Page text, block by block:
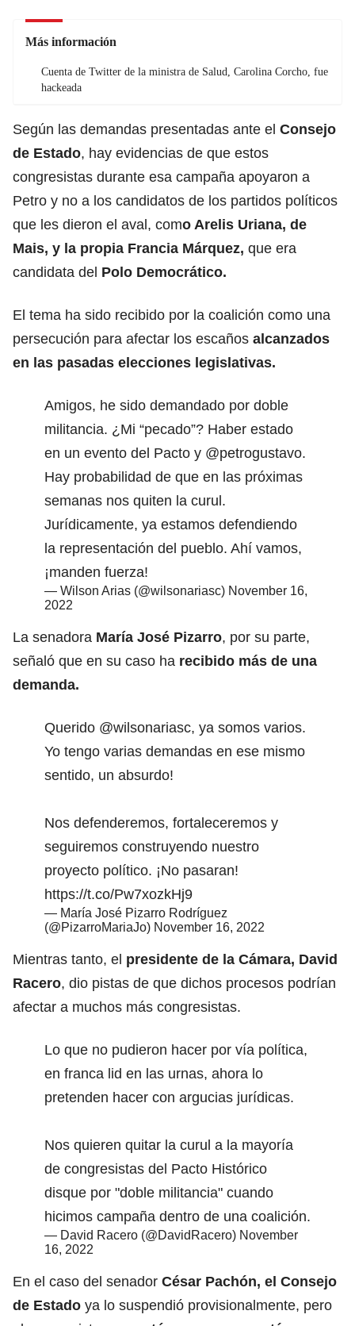
Más información
Cuenta de Twitter de la ministra de Salud, Carolina Corcho, fue
hackeada
Según las demandas presentadas ante el Consejo
de Estado, hay evidencias de que estos
congresistas durante esa campaña apoyaron a
Petro y no a los candidatos de los partidos políticos
que les dieron el aval, como Arelis Uriana, de
Mais, y la propia Francia Márquez, que era
candidata del Polo Democrático.
El tema ha sido recibido por la coalición como una
persecución para afectar los escaños alcanzados
en las pasadas elecciones legislativas.
Amigos, he sido demandado por doble
militancia. ¿Mi “pecado”? Haber estado
en un evento del Pacto y @petrogustavo.
Hay probabilidad de que en las próximas
semanas nos quiten la curul.
Jurídicamente, ya estamos defendiendo
la representación del pueblo. Ahí vamos,
¡manden fuerza!
— Wilson Arias (@wilsonariasc) November 16,
2022
La senadora María José Pizarro, por su parte,
señaló que en su caso ha recibido más de una
demanda.
Querido @wilsonariasc, ya somos varios.
Yo tengo varias demandas en ese mismo
sentido, un absurdo!
Nos defenderemos, fortaleceremos y
seguiremos construyendo nuestro
proyecto político. ¡No pasaran!
https://t.co/Pw7xozkHj9
— María José Pizarro Rodríguez
(@PizarroMariaJo) November 16, 2022
Mientras tanto, el presidente de la Cámara, David
Racero, dio pistas de que dichos procesos podrían
afectar a muchos más congresistas.
Lo que no pudieron hacer por vía política,
en franca lid en las urnas, ahora lo
pretenden hacer con argucias jurídicas.
Nos quieren quitar la curul a la mayoría
de congresistas del Pacto Histórico
disque por "doble militancia" cuando
hicimos campaña dentro de una coalición.
— David Racero (@DavidRacero) November
16, 2022
En el caso del senador César Pachón, el Consejo
de Estado ya lo suspendió provisionalmente, pero